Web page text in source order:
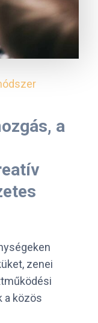
a
zenei
a közös